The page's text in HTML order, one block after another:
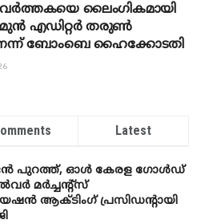
ലൈംഗികമായി
മുൻ എഡിറ്റർ തരുൺ
ബോംബെ ഹൈക്കോടതി
Latest
പുറത്ത്, ഓൾ കേരള ഗോൾഡ്
മർച്ചന്റ്സ്
ആക്ടിംഗ് പ്രസിഡന്റായി